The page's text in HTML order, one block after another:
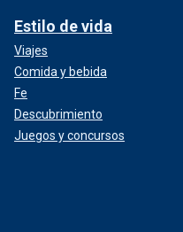
Estilo de vida
Viajes
Comida y bebida
Fe
Descubrimiento
Juegos y concursos